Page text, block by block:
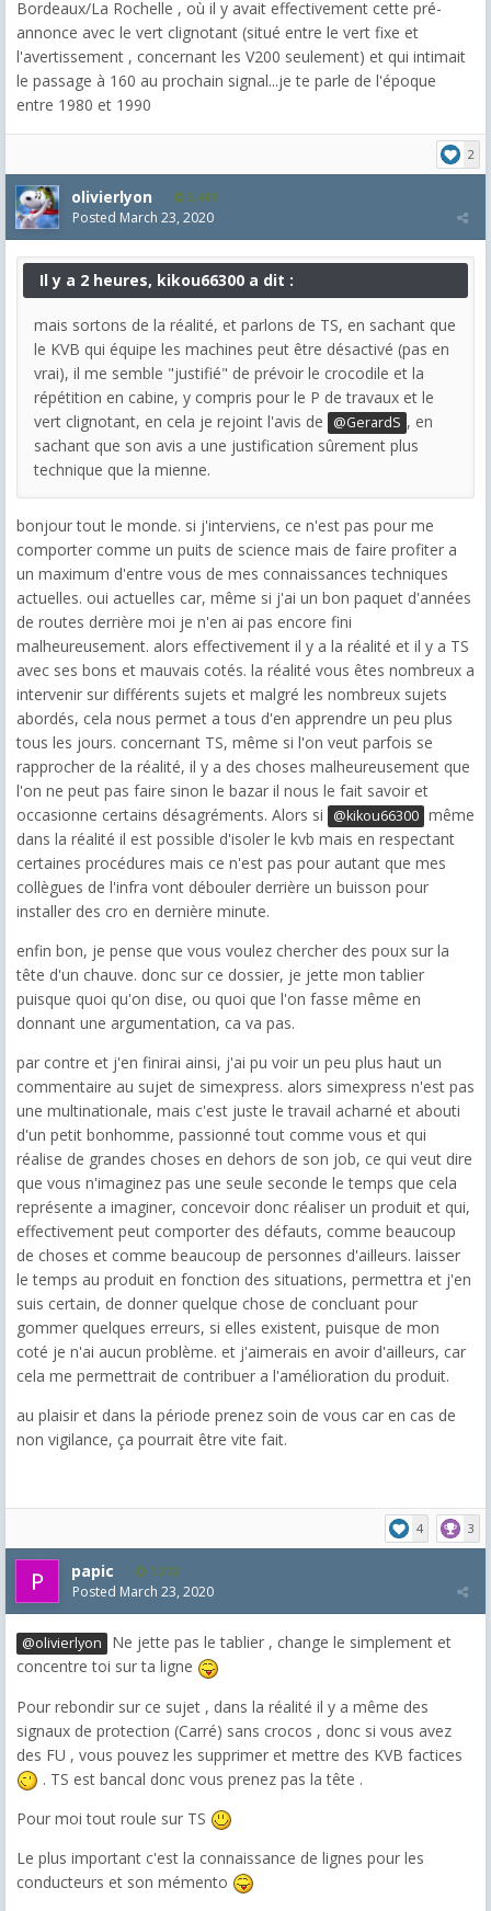
Bordeaux/La Rochelle , où il y avait effectivement cette pré-
annonce avec le vert clignotant (situé entre le vert fixe et
l'avertissement , concernant les V200 seulement) et qui intimait
le passage à 160 au prochain signal...je te parle de l'époque
entre 1980 et 1990
2
olivierlyon 3,489
Posted March 23, 2020
Il y a 2 heures, kikou66300 a dit :
mais sortons de la réalité, et parlons de TS, en sachant que
le KVB qui équipe les machines peut être désactivé (pas en
vrai), il me semble "justifié" de prévoir le crocodile et la
répétition en cabine, y compris pour le P de travaux et le
vert clignotant, en cela je rejoint l'avis de
@GerardS , en
sachant que son avis a une justification sûrement plus
technique que la mienne.
bonjour tout le monde. si j'interviens, ce n'est pas pour me
comporter comme un puits de science mais de faire profiter a
un maximum d'entre vous de mes connaissances techniques
actuelles. oui actuelles car, même si j'ai un bon paquet d'années
de routes derrière moi je n'en ai pas encore fini
malheureusement. alors effectivement il y a la réalité et il y a TS
avec ses bons et mauvais cotés. la réalité vous êtes nombreux a
intervenir sur différents sujets et malgré les nombreux sujets
abordés, cela nous permet a tous d'en apprendre un peu plus
tous les jours. concernant TS, même si l'on veut parfois se
rapprocher de la réalité, il y a des choses malheureusement que
l'on ne peut pas faire sinon le bazar il nous le fait savoir et
occasionne certains désagréments. Alors si
@kikou66300 même
dans la réalité il est possible d'isoler le kvb mais en respectant
certaines procédures mais ce n'est pas pour autant que mes
collègues de l'infra vont débouler derrière un buisson pour
installer des cro en dernière minute.
enfin bon, je pense que vous voulez chercher des poux sur la
tête d'un chauve. donc sur ce dossier, je jette mon tablier
puisque quoi qu'on dise, ou quoi que l'on fasse même en
donnant une argumentation, ca va pas.
par contre et j'en finirai ainsi, j'ai pu voir un peu plus haut un
commentaire au sujet de simexpress. alors simexpress n'est pas
une multinationale, mais c'est juste le travail acharné et abouti
d'un petit bonhomme, passionné tout comme vous et qui
réalise de grandes choses en dehors de son job, ce qui veut dire
que vous n'imaginez pas une seule seconde le temps que cela
représente a imaginer, concevoir donc réaliser un produit et qui,
effectivement peut comporter des défauts, comme beaucoup
de choses et comme beaucoup de personnes d'ailleurs. laisser
le temps au produit en fonction des situations, permettra et j'en
suis certain, de donner quelque chose de concluant pour
gommer quelques erreurs, si elles existent, puisque de mon
coté je n'ai aucun problème. et j'aimerais en avoir d'ailleurs, car
cela me permettrait de contribuer a l'amélioration du produit.
au plaisir et dans la période prenez soin de vous car en cas de
non vigilance, ça pourrait être vite fait.
4 3
papic 1,372
Posted March 23, 2020
@olivierlyon
Ne jette pas le tablier , change le simplement et
concentre toi sur ta ligne
Pour rebondir sur ce sujet , dans la réalité il y a même des
signaux de protection (Carré) sans crocos , donc si vous avez
des FU , vous pouvez les supprimer et mettre des KVB factices
. TS est bancal donc vous prenez pas la tête .
Pour moi tout roule sur TS
Le plus important c'est la connaissance de lignes pour les
conducteurs et son mémento